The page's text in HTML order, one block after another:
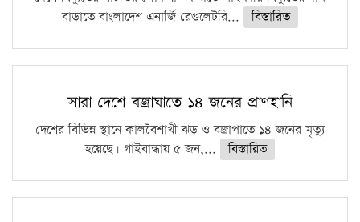
বাড়াতে বাংলাদেশ এনার্জি রেগুলেটরি...
বিস্তারিত
সারা দেশে বজ্রাঘাতে ১৪ জনের প্রাণহানি
দেশের বিভিন্ন স্থানে কালবৈশাখী ঝড় ও বজ্রাপাতে ১৪ জনের মৃত্যু
হয়েছে। গাইবান্ধায় ৫ জন,...
বিস্তারিত